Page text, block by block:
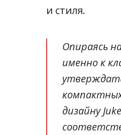
и стиля.
Опираясь
именно к
дизайну